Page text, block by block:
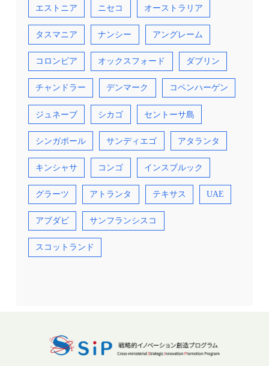
エストニア ニセコ オーストラリア
タスマニア ナンシー アングレーム
コロンビア オックスフォード ダブリン
チャンドラー デンマーク コペンハーゲン
ジュネーブ シカゴ セントーサ島
シンガポール サンディエゴ アタランタ
キンシャサ コンゴ インスブルック
グラーツ アトランタ テキサス UAE
アブダビ サンフランシスコ
スコットランド